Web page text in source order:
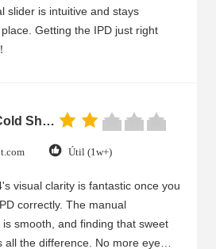
slider is intuitive and stays
Getting the IPD just right
Women Cold Shoulder V Neck Rayon Blouse
Útil (1w+)
visual clarity is fantastic once you
correctly. The manual
smooth, and finding that sweet
all the difference. No more eye